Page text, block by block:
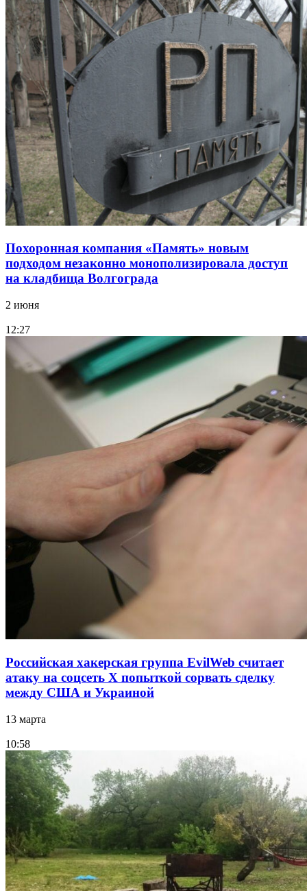
Похоронная компания «Память» новым
подходом незаконно монополизировала доступ
на кладбища Волгограда
2 июня
12:27
Российская хакерская группа EvilWeb считает
атаку на соцсеть Х попыткой сорвать сделку
между США и Украиной
13 марта
10:58